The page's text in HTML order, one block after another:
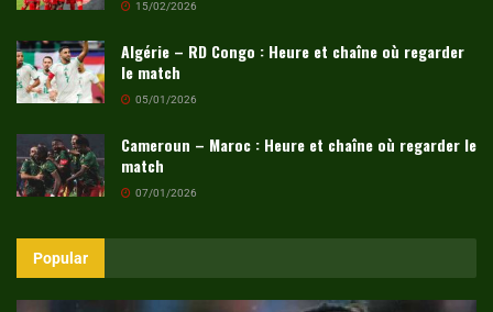
15/02/2026
Algérie – RD Congo : Heure et chaîne où regarder
le match
05/01/2026
Cameroun – Maroc : Heure et chaîne où regarder le
match
07/01/2026
Popular